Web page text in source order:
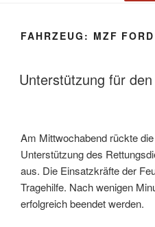
FAHRZEUG: MZF
Unterstützung für
Am Mittwochabend rückte
Unterstützung des
aus. Die Einsatzkräfte der
Tragehilfe. Nach wenigen
erfolgreich beendet werden.